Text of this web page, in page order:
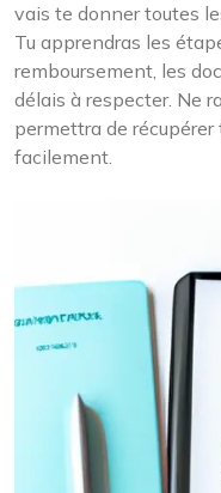
vais te donner toutes
Tu apprendras les
remboursement, les
délais à respecter. Ne
permettra de
facilement.